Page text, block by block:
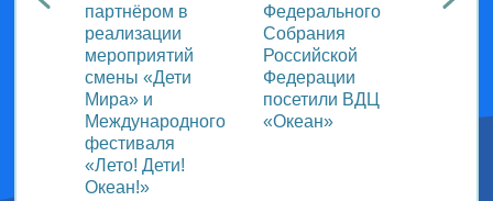
партнёром в
реализации
мероприятий
смены «Дети
Мира» и
Международного
фестиваля
«Лето! Дети!
Океан!»
Федерального
Собрания
Российской
Федерации
посетили ВДЦ
«Океан»
идеи